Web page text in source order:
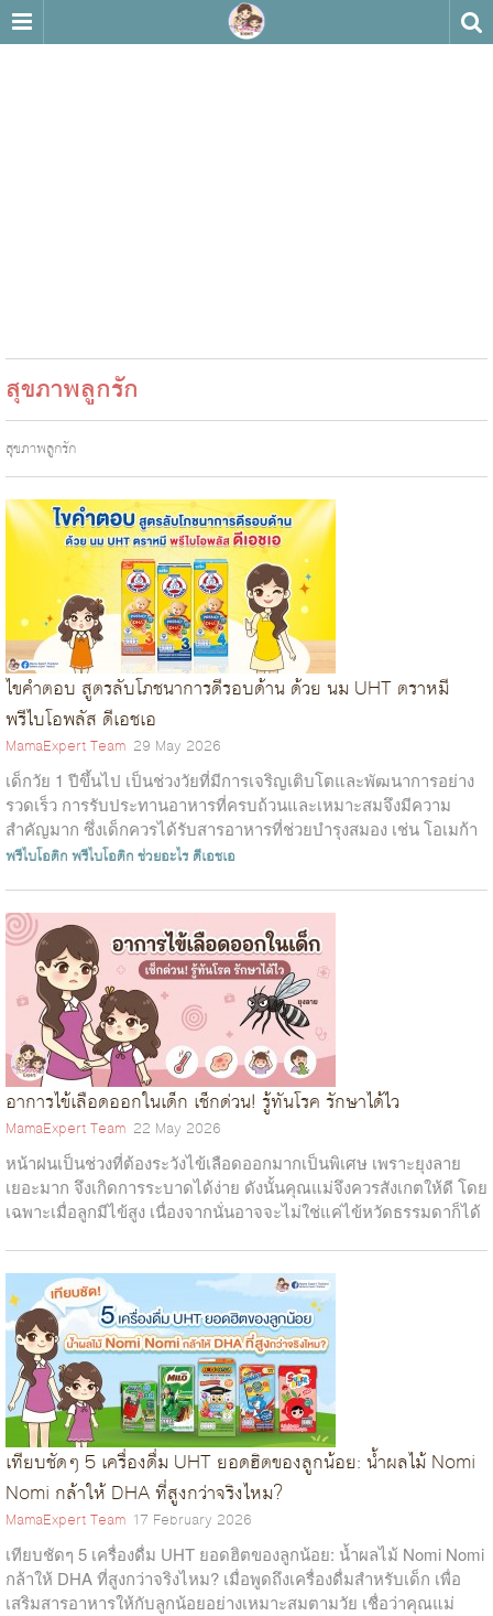
สุขภาพลูกรัก
สุขภาพลูกรัก
ไขคำตอบ สูตรลับโภชนาการดีรอบด้าน ด้วย นม UHT ตราหมี
พรีไบโอพลัส ดีเอชเอ
MamaExpert Team 29 May 2026
เด็กวัย 1 ปีขึ้นไป เป็นช่วงวัยที่มีการเจริญเติบโตและพัฒนาการอย่าง
รวดเร็ว การรับประทานอาหารที่ครบถ้วนและเหมาะสมจึงมีความ
สำคัญมาก ซึ่งเด็กควรได้รับสารอาหารที่ช่วยบำรุงสมอง เช่น โอเมก้า
3 และ DHA เพื่อ...
พรีไบโอติกพรีไบโอติก ช่วยอะไร ดีเอชเอ
อาการไข้เลือดออกในเด็ก เช็กด่วน! รู้ทันโรค รักษาได้ไว
MamaExpert Team 22 May 2026
หน้าฝนเป็นช่วงที่ต้องระวังไข้เลือดออกมากเป็นพิเศษ เพราะยุงลาย
เยอะมาก จึงเกิดการระบาดได้ง่าย ดังนั้นคุณแม่จึงควรสังเกตให้ดี โดย
เฉพาะเมื่อลูกมีไข้สูง เนื่องจากนั่นอาจจะไม่ใช่แค่ไข้หวัดธรรมดาก็ได้
เทียบชัดๆ 5 เครื่องดื่ม UHT ยอดฮิตของลูกน้อย: น้ำผลไม้ Nomi
Nomi กล้าให้ DHA ที่สูงกว่าจริงไหม?
MamaExpert Team 17 February 2026
เทียบชัดๆ 5 เครื่องดื่ม UHT ยอดฮิตของลูกน้อย: น้ำผลไม้ Nomi Nomi
กล้าให้ DHA ที่สูงกว่าจริงไหม? เมื่อพูดถึงเครื่องดื่มสำหรับเด็ก เพื่อ
เสริมสารอาหารให้กับลูกน้อยอย่างเหมาะสมตามวัย เชื่อว่าคุณแม่